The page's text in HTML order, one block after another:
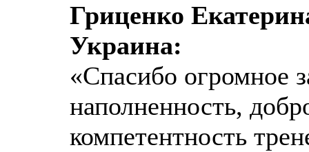
Гриценко
Украина:
«Спасибо огромное
наполненность,
компетентность